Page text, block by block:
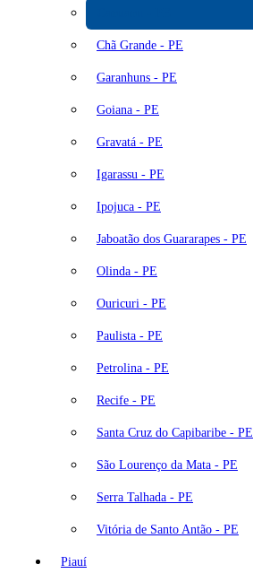
Chã Grande - PE
Garanhuns - PE
Goiana - PE
Gravatá - PE
Igarassu - PE
Ipojuca - PE
Jaboatão dos Guararapes - PE
Olinda - PE
Ouricuri - PE
Paulista - PE
Petrolina - PE
Recife - PE
Santa Cruz do Capibaribe - PE
São Lourenço da Mata - PE
Serra Talhada - PE
Vitória de Santo Antão - PE
Piauí